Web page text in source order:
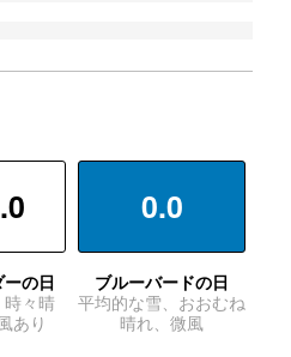
の日
時々晴
あり
0.0
ブルーバードの日
平均的な雪、おおむね
晴れ、微風